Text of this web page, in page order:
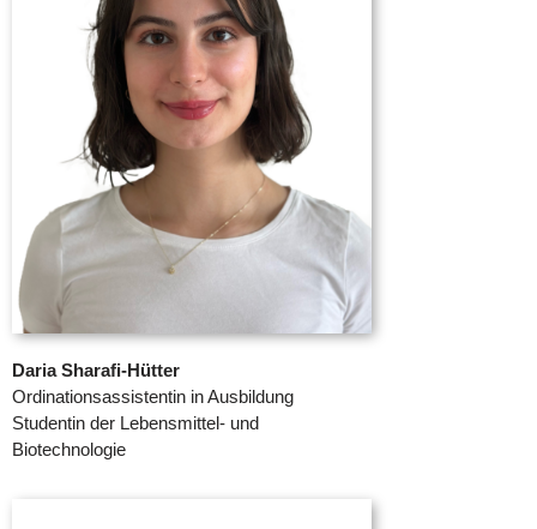
Daria Sharafi-Hütter
Ordinationsassistentin in Ausbildung
Studentin der Lebensmittel- und
Biotechnologie